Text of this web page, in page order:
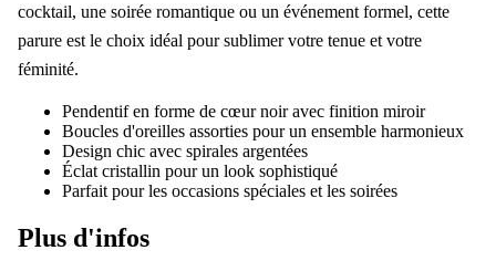
cocktail, une soirée romantique ou un événement formel, cette
parure est le choix idéal pour sublimer votre tenue et votre
féminité.
Pendentif en forme de cœur noir avec finition miroir
Boucles d'oreilles assorties pour un ensemble harmonieux
Design chic avec spirales argentées
Éclat cristallin pour un look sophistiqué
Parfait pour les occasions spéciales et les soirées
Plus d'infos